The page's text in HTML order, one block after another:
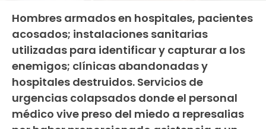
Hombres armados en hospitales, pacientes
acosados; instalaciones sanitarias
utilizadas para identificar y capturar a los
enemigos; clínicas abandonadas y
hospitales destruidos. Servicios de
urgencias colapsados donde el personal
médico vive preso del miedo a represalias